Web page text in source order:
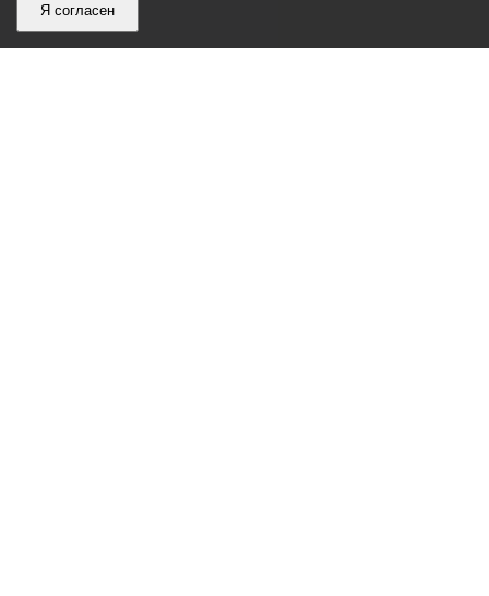
Владикавказ:
Я согласен